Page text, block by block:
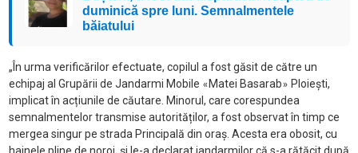
duminică spre luni. Semnalmentele
băiatului
„În urma verificărilor efectuate, copilul a fost găsit de către un
echipaj al Grupării de Jandarmi Mobile « Matei Basarab» Ploiești,
implicat în acțiunile de căutare. Minorul, care corespundea
semnalmentelor transmise autorităților, a fost observat în timp ce
mergea singur pe strada Principală din oraș. Acesta era obosit, cu